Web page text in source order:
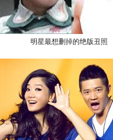
明星最想删掉的绝版丑照